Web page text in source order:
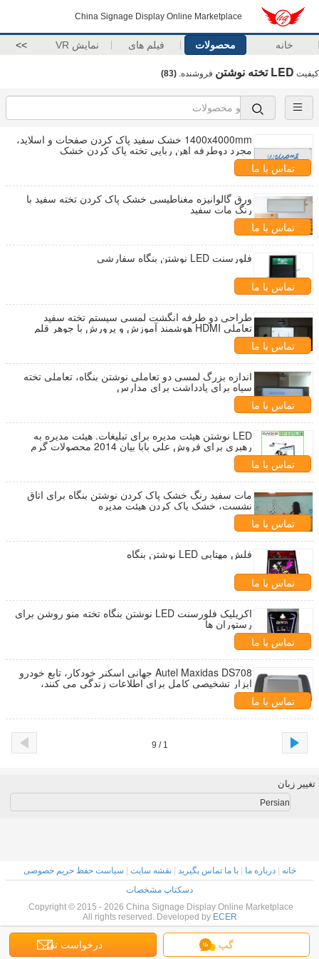
China Signage Display Online Marketplace
خانه محصولات فیلم های نمایش VR >>
کیفیت LED تخته نوشتن فروشنده. (83)
1400x4000mm خشک سفید پاک کردن صفحات و اسلاید،
مجرد دوطرفه اهن ربایی تخته پاک کردن خشک
تماس با ما
ورق گالوانیزه مغناطیسی خشک پاک کردن تخته سفید با
رنگ مات سفید
تماس با ما
فلورسنت LED نوشتن بنگاه سفارشی
تماس با ما
طراحی دو طرفه انگشت لمسی سیستم تخته سفید
تعاملی HDMI هوشمند آموزش و پرورش با جوهر قلم
تماس با ما
اندازه بزرگ لمسی دو تعاملی نوشتن بنگاه، تعاملی تخته
سیاه برای یادداشت برای مدارس
تماس با ما
LED نوشتن هیئت مدیره برای تبلیغات. هیئت مدیره به
رهبری برای فروش علی بابا بیان 2014 محصولات گرم
است.
تماس با ما
مات سفید رنگ خشک پاک کردن نوشتن بنگاه برای اتاق
نشست، خشک پاک کردن هیئت مدیره
تماس با ما
فلش مهتابی LED نوشتن بنگاه
تماس با ما
اکریلیک فلورسنت LED نوشتن بنگاه تخته منو روشن برای
رستوران ها
تماس با ما
Autel Maxidas DS708 جهانی اسکنر خودکار، تابع خودرو
ابزار تشخیصی کامل برای اطلاعات زندگی می کنند،
برنامه ریزی ECU.
تماس با ما
1 / 9
گپ درخواست نقل
تغییر زبان
Persian
خانه |درباره ما |با ما تماس بگیرید |نقشه سایت
سیاست حفظ حریم خصوصی
دسکتاپ مشخصات
Copyright © 2015 - 2026 China Signage Display Online Marketplace.
All rights reserved. Developed by ECER